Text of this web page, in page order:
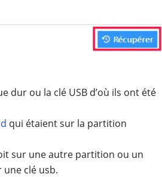
dur ou la clé USB d’où ils ont été
qui étaient sur la partition
sur une autre partition ou un
clé usb.